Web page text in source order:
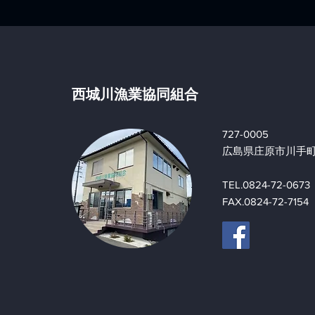
西城川漁業協同組合
727-0005
広島県庄原市川手
TEL.0824-72-0673
FAX.0824-72-7154